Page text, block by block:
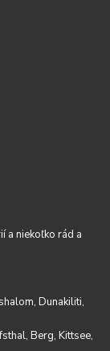
a niekoľko rád a
Dunakiliti,
Berg, Kittsee,